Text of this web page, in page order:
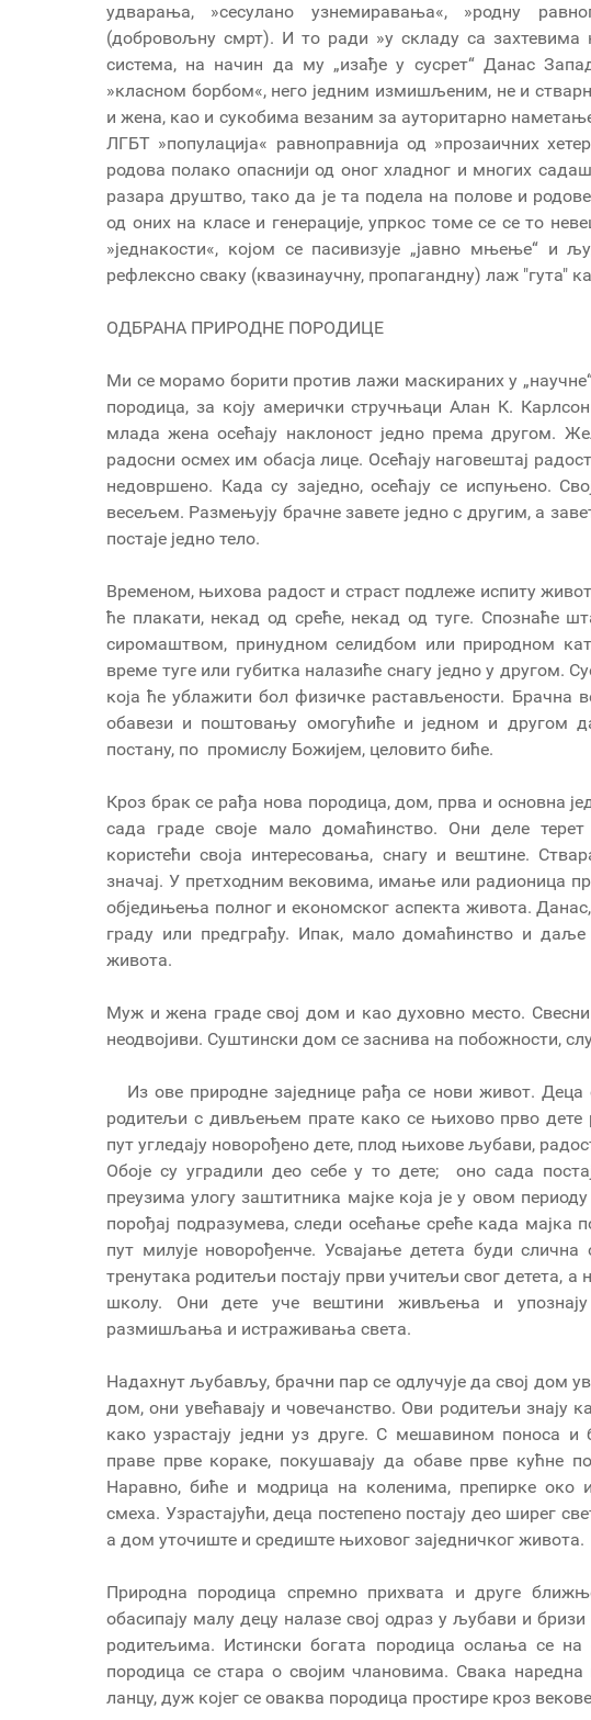
удварања, »сесулано узнемиравања«, »родну
(добровољну смрт). И то ради »у складу са захтевима
система, на начин да му „изађе у сусрет“ Данас
»класном борбом«, него једним измишљеним, не и
и жена, као и сукобима везаним за ауторитарно
ЛГБТ »популација« равноправнија од »прозаичних
родова полако опаснији од оног хладног и многих
разара друштво, тако да је та подела на полове и
од оних на класе и генерације, упркос томе се се то
»једнакости«, којом се пасивизује „јавно мњење“ и
рефлексно сваку (квазинаучну, пропагандну) лаж "гута"
ОДБРАНА ПРИРОДНЕ ПОРОДИЦЕ
Ми се морамо борити против лажи маскираних у
породица, за коју амерички стручњаци Алан К.
млада жена осећају наклоност једно према другом.
радосни осмех им обасја лице. Осећају наговештај
недовршено. Када су заједно, осећају се испуњено.
весељем. Размењују брачне завете једно с другим, а
постаје једно тело.
Временом, њихова радост и страст подлеже испиту
ће плакати, некад од среће, некад од туге. Спознаће
сиромаштвом, принудном селидбом или природном
време туге или губитка налазиће снагу једно у другом.
која ће ублажити бол физичке растављености. Брачна
обавези и поштовању омогућиће и једном и другом
постану, по промислу Божијем, целовито биће.
Кроз брак се рађа нова породица, дом, прва и основна
сада граде своје мало домаћинство. Они деле терет
користећи своја интересовања, снагу и вештине.
значај. У претходним вековима, имање или радионица
обједињења полног и економског аспекта живота.
граду или предграђу. Ипак, мало домаћинство и
живота.
Муж и жена граде свој дом и као духовно место.
неодвојиви. Суштински дом се заснива на побожности,
Из ове природне заједнице рађа се нови живот.
родитељи с дивљењем прате како се њихово прво дете
пут угледају новорођено дете, плод њихове љубави,
Обоје су уградили део себе у то дете; оно сада
преузима улогу заштитника мајке која је у овом
порођај подразумева, следи осећање среће када мајка
пут милује новорођенче. Усвајање детета буди
тренутака родитељи постају први учитељи свог детета,
школу. Они дете уче вештини живљења и
размишљања и истраживања света.
Надахнут љубављу, брачни пар се одлучује да свој дом
дом, они увећавају и човечанство. Ови родитељи знају
како узрастају једни уз друге. С мешавином поноса
праве прве кораке, покушавају да обаве прве кућне
Наравно, биће и модрица на коленима, препирке око
смеха. Узрастајући, деца постепено постају део ширег
а дом уточиште и средиште њиховог заједничког живота.
Природна породица спремно прихвата и друге
обасипају малу децу налазе свој одраз у љубави и
родитељима. Истински богата породица ослања се на
породица се стара о својим члановима. Свака наредна
ланцу, дуж којег се оваква породица простире кроз